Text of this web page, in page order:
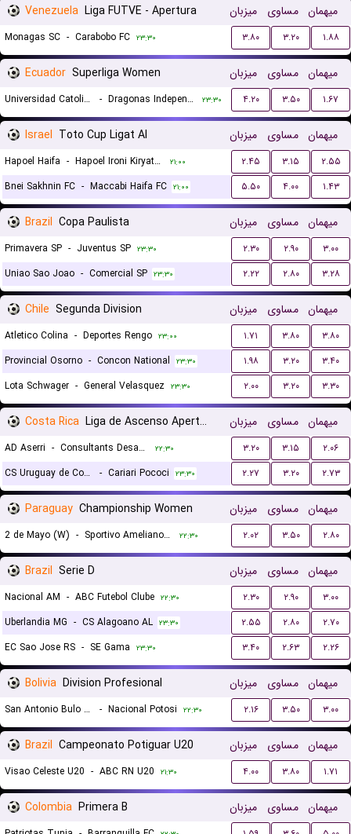
Venezuela Liga FUTVE - Apertura میزبان مساوی میهمان
Monagas SC - Carabobo FC ۲۳:۳۰ ۳.۸۰ ۳.۲۰ ۱.۸۸
Ecuador Superliga Women میزبان مساوی میهمان
Universidad Catolica del Ecuador (W) - Dragonas Independiente del Valle (W) ۲۳:۳۰ ۴.۲۰ ۳.۵۰ ۱.۶۷
Israel Toto Cup Ligat Al میزبان مساوی میهمان
Hapoel Haifa - Hapoel Ironi Kiryat Shmona ۲۱:۰۰ ۲.۴۵ ۳.۱۵
۲.۵۵
Bnei Sakhnin FC - Maccabi Haifa FC ۲۱:۰۰ ۵.۵۰ ۴.۰۰ ۱.۴۳
Brazil Copa Paulista میزبان مساوی میهمان
Primavera SP - Juventus SP ۲۳:۳۰ ۲.۳۰ ۲.۹۰
۳.۰۰
Uniao Sao Joao - Comercial SP ۲۳:۳۰ ۲.۲۲ ۲.۸۰ ۳.۲۸
Chile Segunda Division میزبان مساوی میهمان
Atletico Colina - Deportes Rengo ۲۳:۰۰ ۱.۷۱ ۳.۸۰
۳.۸۰
Provincial Osorno - Concon National ۲۳:۳۰ ۱.۹۸ ۳.۲۰
۳.۴۰
Lota Schwager - General Velasquez ۲۳:۳۰ ۲.۰۰ ۳.۲۰ ۳.۳۰
Costa Rica Liga de Ascenso Apertura gr. B میزبان مساوی میهمان
AD Aserri - Consultants Desamparados ۲۲:۳۰ ۳.۲۰ ۳.۱۵
۲.۰۶
CS Uruguay de Coronado
- Cariari Pococi ۲۳:۳۰ ۲.۲۷ ۳.۲۰ ۲.۷۳
Paraguay Championship Women میزبان مساوی میهمان
2 de Mayo (W) - Sportivo Ameliano (W) ۲۲:۳۰ ۲.۰۲ ۳.۵۰ ۲.۸۰
Brazil Serie D میزبان مساوی میهمان
Nacional AM - ABC Futebol Clube ۲۲:۳۰ ۲.۳۰ ۲.۹۰
۳.۰۰
Uberlandia MG - CS Alagoano AL ۲۳:۳۰ ۲.۵۵ ۲.۸۰
۲.۷۰
EC Sao Jose RS - SE Gama ۲۳:۳۰ ۳.۴۰ ۲.۶۳ ۲.۲۶
Bolivia Division Profesional میزبان مساوی میهمان
San Antonio Bulo Bulo - Nacional Potosi ۲۲:۳۰ ۲.۱۶ ۳.۵۰ ۳.۰۰
Brazil Campeonato Potiguar U20 میزبان مساوی میهمان
Visao Celeste U20 - ABC RN U20 ۲۱:۳۰ ۴.۰۰ ۳.۸۰ ۱.۷۱
Colombia Primera B میزبان مساوی میهمان